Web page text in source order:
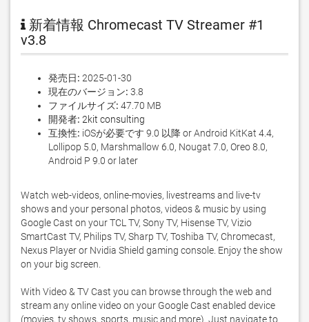
新着情報 Chromecast TV Streamer #1
v3.8
発売日: 2025-01-30
現在のバージョン: 3.8
ファイルサイズ: 47.70 MB
開発者: 2kit consulting
互換性: iOSが必要です 9.0 以降 or Android KitKat 4.4,
Lollipop 5.0, Marshmallow 6.0, Nougat 7.0, Oreo 8.0,
Android P 9.0 or later
Watch web-videos, online-movies, livestreams and live-tv
shows and your personal photos, videos & music by using
Google Cast on your TCL TV, Sony TV, Hisense TV, Vizio
SmartCast TV, Philips TV, Sharp TV, Toshiba TV, Chromecast,
Nexus Player or Nvidia Shield gaming console. Enjoy the show
on your big screen.
With Video & TV Cast you can browse through the web and
stream any online video on your Google Cast enabled device
(movies, tv shows, sports, music and more). Just navigate to